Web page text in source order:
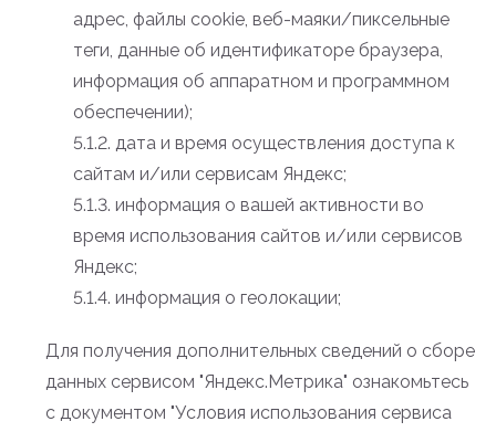
адрес, файлы cookie, веб-маяки/пиксельные
теги, данные об идентификаторе браузера,
информация об аппаратном и программном
обеспечении);
5.1.2. дата и время осуществления доступа к
сайтам и/или сервисам Яндекс;
5.1.3. информация о вашей активности во
время использования сайтов и/или сервисов
Яндекс;
5.1.4. информация о геолокации;
Для получения дополнительных сведений о сборе
данных сервисом "Яндекс.Метрика" ознакомьтесь
с документом "Условия использования сервиса